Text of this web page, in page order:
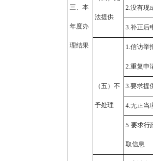
三、本
年度办
理结果
法提供
2.没有现
3.补正后
（五）不
予处理
1.信访举
2.重复申
3.要求提
4.无正当
5.要求行
取信息